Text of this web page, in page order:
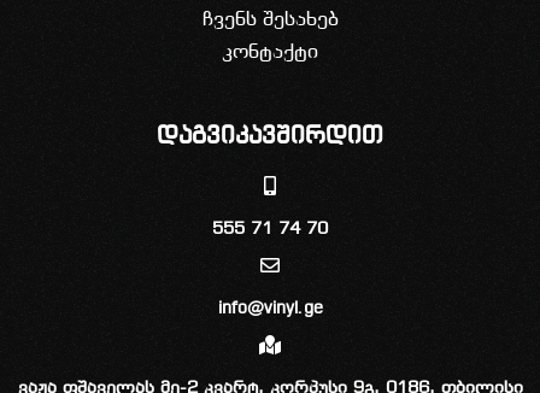
ჩვენს შესახებ
კონტაქტი
დაგვიკავშირდით
555 71 74 70
info@vinyl.ge
ვაჟა ფშაველას მე-2 კვარტ, კორპუსი 9გ, 0186, თბილისი